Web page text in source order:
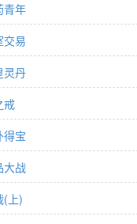
青年
交易
灵丹
戒
得宝
大战
(上)